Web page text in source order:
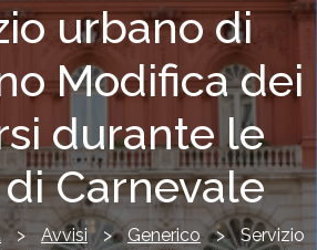
urbano di
Modifica dei
durante le
Carnevale
> Avvisi > Generico > Servizio